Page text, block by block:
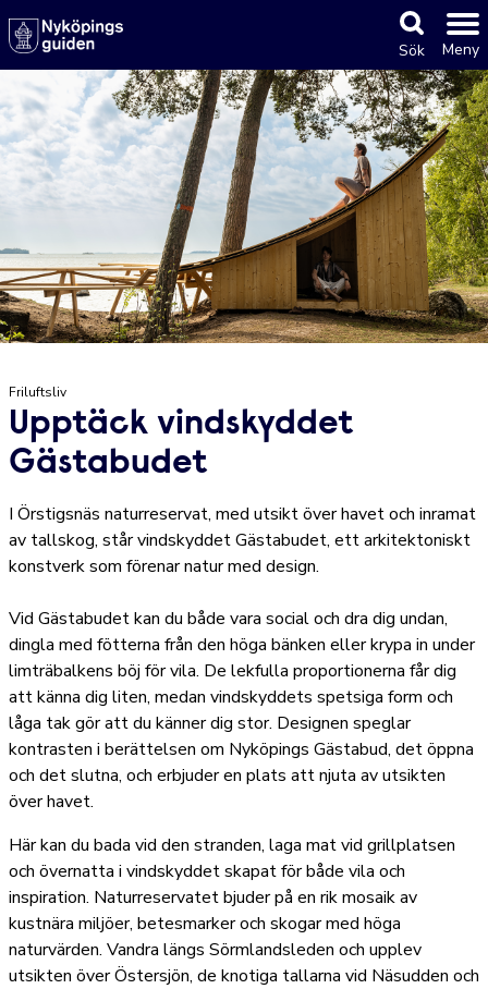
Sök Meny
Friluftsliv
Upptäck vindskyddet
Gästabudet
I Örstigsnäs naturreservat, med utsikt över havet och inramat
av tallskog, står vindskyddet Gästabudet, ett arkitektoniskt
konstverk som förenar natur med design.
Vid Gästabudet kan du både vara social och dra dig undan,
dingla med fötterna från den höga bänken eller krypa in under
limträbalkens böj för vila. De lekfulla proportionerna får dig
att känna dig liten, medan vindskyddets spetsiga form och
låga tak gör att du känner dig stor. Designen speglar
kontrasten i berättelsen om Nyköpings Gästabud, det öppna
och det slutna, och erbjuder en plats att njuta av utsikten
över havet.
Här kan du bada vid den stranden, laga mat vid grillplatsen
och övernatta i vindskyddet skapat för både vila och
inspiration. Naturreservatet bjuder på en rik mosaik av
kustnära miljöer, betesmarker och skogar med höga
naturvärden. Vandra längs Sörmlandsleden och upplev
utsikten över Östersjön, de knotiga tallarna vid Näsudden och